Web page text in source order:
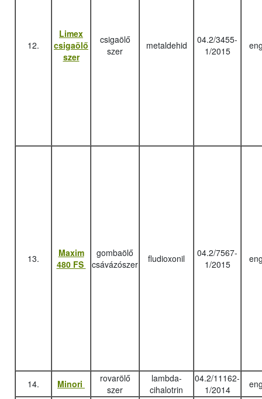
12.
Limex
csigaölő
szer
csigaölő
szer
metaldehid
04.2/3455-
1/2015
13.
Maxim
480 FS
gombaölő
csávázószer
fludioxonil
04.2/7567-
1/2015
14. Minori
rovarölő
szer
lambda-
cihalotrin
04.2/11162-
1/2014